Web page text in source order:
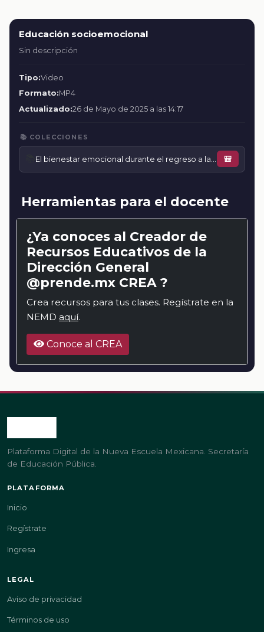
Educación socioemocional
Sin descripción
Tipo:Video
Formato:MP4
Actualizado:26 de Mayo de 2025 a las 14:17
📚 COLECCIONES
🎒
Herramientas para el docente
¿Ya conoces al Creador de
Recursos Educativos de la
Dirección General
@prende.mx CREA ?
Crea recursos para tus clases. Regístrate en la
NEMD aquí.
Conoce al CREA
Plataforma Digital de la Nueva Escuela Mexicana. Secretaría
de Educación Pública.
PLATAFORMA
Inicio
Regístrate
Ingresa
LEGAL
Aviso de privacidad
Términos de uso